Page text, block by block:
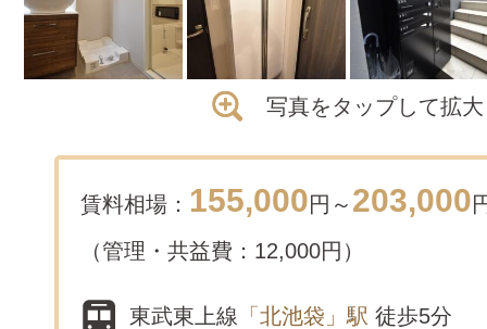
写真をタップして拡大
賃料相場： 155,000円～ 203,000
（管理・共益費：12,000円）
東武東上線 「北池袋」駅 徒歩5分